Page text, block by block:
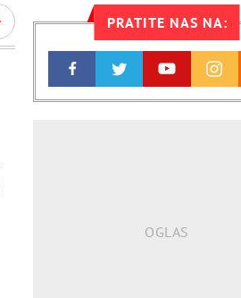
PRATITE NAS NA: